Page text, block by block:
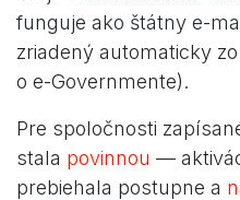
funguje ako štátny e-
zriadený automaticky
o e-Governmente).
Pre spoločnosti
stala povinnou —
prebiehala postupne a